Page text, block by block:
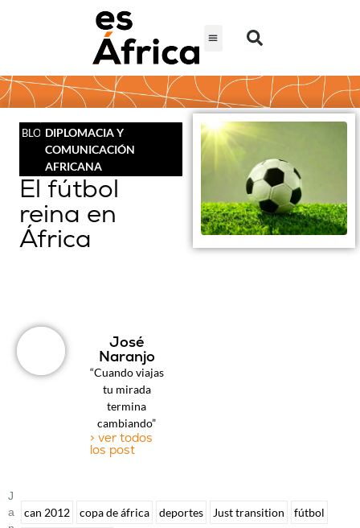
BLOGDIPLOMACIA Y
COMUNICACIÓN
AFRICANA
El fútbol
reina en
África
José
Naranjo
“Cuando viajas
tu mirada
termina
cambiando”
> ver todos
los post
J
A
can 2012 copa de áfrica deportes Just transition
fútbol